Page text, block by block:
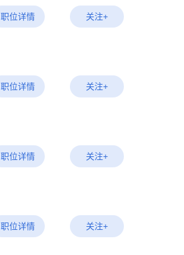
职位详情 关注+
职位详情 关注+
职位详情 关注+
职位详情 关注+